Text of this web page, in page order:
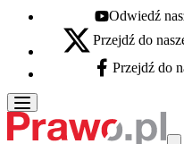
Youtube - otwiera
Odwiedź
X - otwiera się w nowej
Przejdź do
Facebook - otwiera
Przejdź do